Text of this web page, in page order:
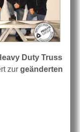
Duty Truss
zur geänderten